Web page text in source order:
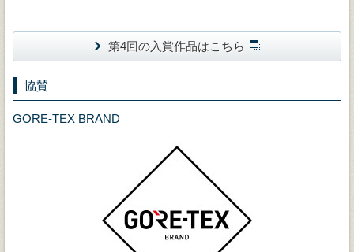
第4回の入賞作品はこちら
協賛
GORE-TEX BRAND